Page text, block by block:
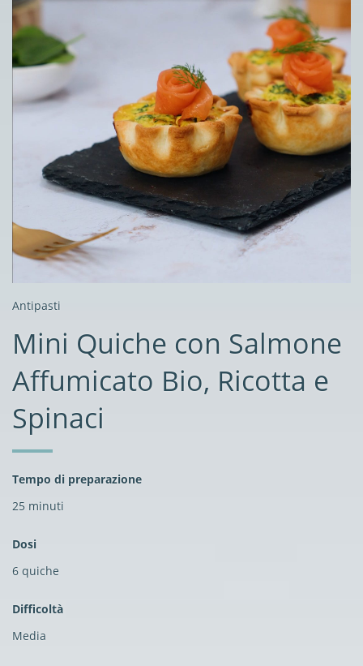
Antipasti
Mini Quiche con Salmone
Affumicato Bio, Ricotta e
Spinaci
Tempo di preparazione
25 minuti
Dosi
6 quiche
Difficoltà
Media